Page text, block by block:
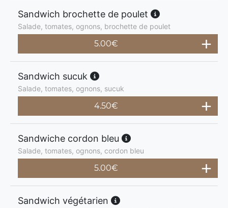
Sandwich brochette de poulet
Salade, tomates, ognons, brochette de poulet
5.00€
Sandwich sucuk
Salade, tomates, ognons, sucuk
4.50€
Sandwiche cordon bleu
Salade, tomates, ognons, cordon bleu
5.00€
Sandwich végétarien